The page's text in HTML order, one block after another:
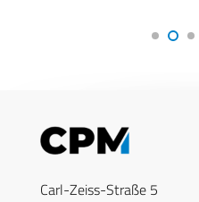
Carl-Zeiss-Straße 5